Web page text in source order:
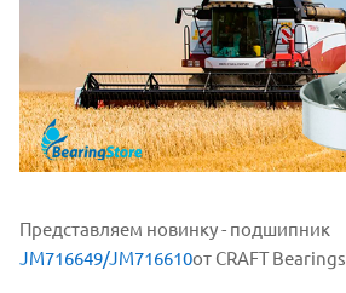
Представляем новинку - подшипник
JM716649/JM716610от CRAFT Bearings.